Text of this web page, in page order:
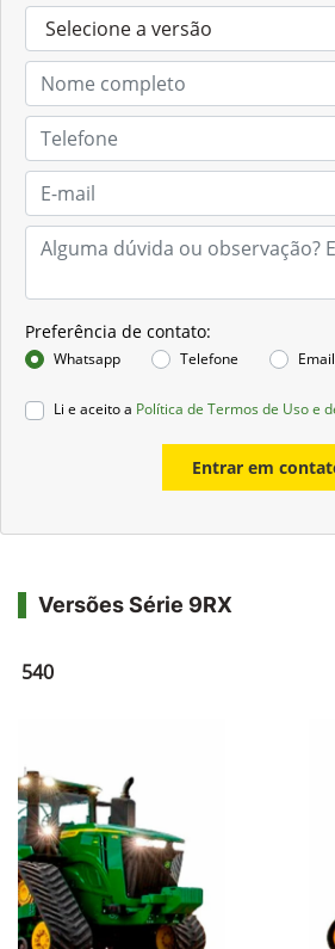
Preferência de contato:
Whatsapp Telefone Email
Li e aceito a Política de Termos de Uso e
Entrar em
Versões Série 9RX
540